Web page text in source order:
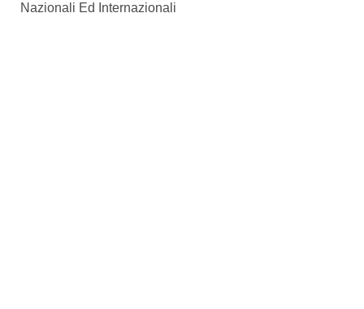
Nazionali Ed Internazionali